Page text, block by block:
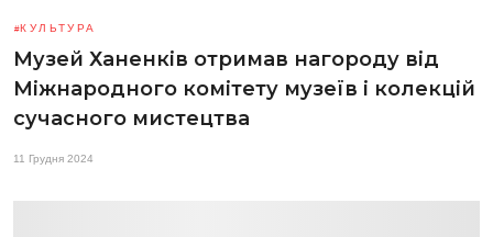
КУЛЬТУРА
Музей Ханенків отримав нагороду від
Міжнародного комітету музеїв і колекцій
сучасного мистецтва
11 Грудня 2024